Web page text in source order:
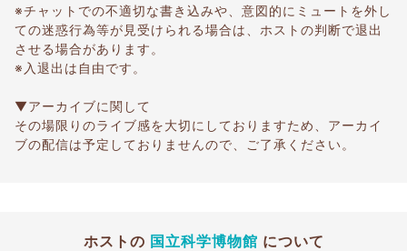
※チャットでの不適切な書き込みや、意図的にミュートを外し
ての迷惑行為等が見受けられる場合は、ホストの判断で退出
させる場合があります。
※入退出は自由です。
▼アーカイブに関して
その場限りのライブ感を大切にしておりますため、アーカイ
ブの配信は予定しておりませんので、ご了承ください。
ホストの 国立科学博物館 について